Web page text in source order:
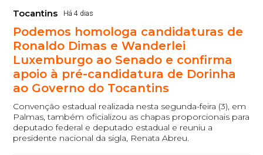
Tocantins Há 4 dias
Podemos homologa candidaturas de
Ronaldo Dimas e Wanderlei
Luxemburgo ao Senado e confirma
apoio à pré-candidatura de Dorinha
ao Governo do Tocantins
Convenção estadual realizada nesta segunda-feira (3), em
Palmas, também oficializou as chapas proporcionais para
deputado federal e deputado estadual e reuniu a
presidente nacional da sigla, Renata Abreu.